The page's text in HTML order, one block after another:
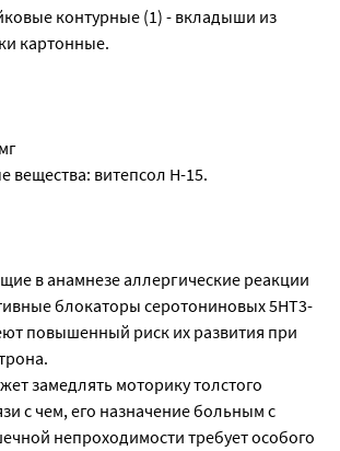
контурные (1) - вкладыши из
картонные.
вещества: витепсол Н-15.
в анамнезе аллергические реакции
блокаторы серотониновых 5НТ3-
повышенный риск их развития при
замедлять моторику толстого
с чем, его назначение больным с
непроходимости требует особого